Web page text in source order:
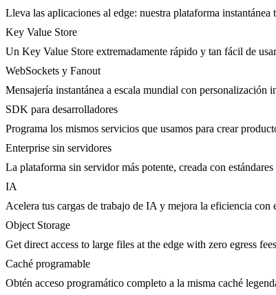
Lleva las aplicaciones al edge: nuestra plataforma
Key Value Store
Un Key Value Store extremadamente rápido y tan fácil de
WebSockets y Fanout
Mensajería instantánea a escala mundial con personalización
SDK para desarrolladores
Programa los mismos servicios que usamos para crear
Enterprise sin servidores
La plataforma sin servidor más potente, creada con
IA
Acelera tus cargas de trabajo de IA y mejora la eficiencia con
Object Storage
Get direct access to large files at the edge with zero egress fees
Caché programable
Obtén acceso programático completo a la misma caché